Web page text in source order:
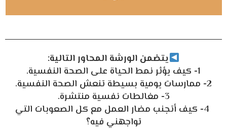
يتضمن الورشة المحاور التالية:
1- كيف يؤثر نمط الحياة على الصحة النفسية.
2- ممارسات يومية بسيطة تنعش الصحة النفسية.
3- مغالطات نفسية منتشرة.
4- كيف أتجنب مضار العمل مع كل الصعوبات التي
تواجهني فيه؟